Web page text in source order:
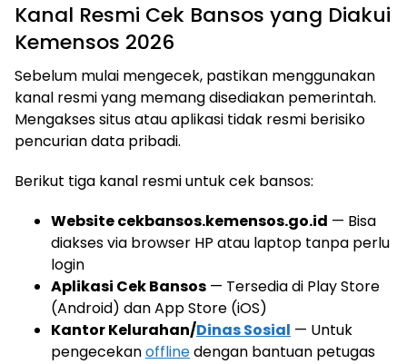
Kanal Resmi Cek Bansos yang Diakui
Kemensos 2026
Sebelum mulai mengecek, pastikan menggunakan
kanal resmi yang memang disediakan pemerintah.
Mengakses situs atau aplikasi tidak resmi berisiko
pencurian data pribadi.
Berikut tiga kanal resmi untuk cek bansos:
Website cekbansos.kemensos.go.id — Bisa
diakses via browser HP atau laptop tanpa perlu
login
Aplikasi Cek Bansos — Tersedia di Play Store
(Android) dan App Store (iOS)
Kantor Kelurahan/Dinas Sosial — Untuk
pengecekanofflinedengan bantuan petugas